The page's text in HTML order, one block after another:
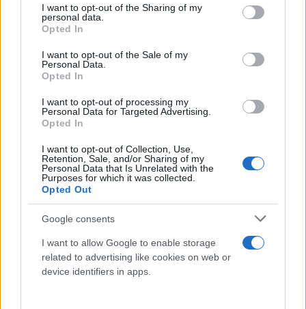
not limited to your visit or usage behaviour. You may click to
grant or deny consent to Google and its third-party tags to
use your data for below specified purposes in below Google
consent section.
I want to opt-out of the Sharing of my
personal data.
Opted In
I want to opt-out of the Sale of my
Personal Data.
Opted In
I want to opt-out of processing my
Personal Data for Targeted Advertising.
Opted In
I want to opt-out of Collection, Use,
Retention, Sale, and/or Sharing of my
Personal Data that Is Unrelated with the
Purposes for which it was collected.
Opted Out
Google consents
I want to allow Google to enable storage
related to advertising like cookies on web or
device identifiers in apps.
μέχρι την επόμενη μέρα, γίνεται ακόμα
νοστιμότερο όσο «τραβάει» τη μαρινάδα.